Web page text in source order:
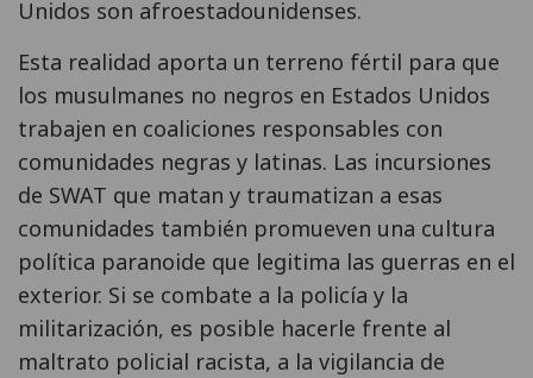
Unidos son afroestadounidenses.
Esta realidad aporta un terreno fértil para que
los musulmanes no negros en Estados Unidos
trabajen en coaliciones responsables con
comunidades negras y latinas. Las incursiones
de SWAT que matan y traumatizan a esas
comunidades también promueven una cultura
política paranoide que legitima las guerras en el
exterior. Si se combate a la policía y la
militarización, es posible hacerle frente al
maltrato policial racista, a la vigilancia de